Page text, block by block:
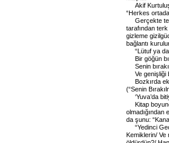
Akif
“Herkes
Gerçekte
tarafından
gizleme
bağlantı
“Lütuf ya
Bir göğün
Senin
Ve genişliği
Bozkırda
(“Senin
‘Yuva’da
Kitap
olmadığından
da şunu:
“Yedinci
Kemiklerin/ Ve